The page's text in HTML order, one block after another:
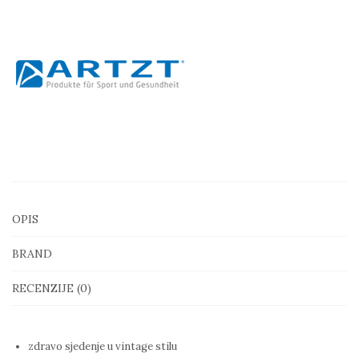
65
cm
OPIS
BRAND
RECENZIJE (0)
zdravo sjedenje u vintage stilu